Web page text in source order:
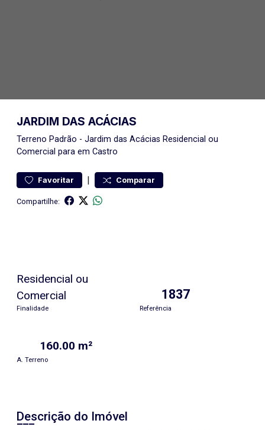
JARDIM DAS ACÁCIAS
Terreno Padrão - Jardim das Acácias Residencial ou
Comercial para em Castro
Favoritar | Comparar
Compartilhe:
Residencial ou
Comercial
Finalidade
1837
Referência
160.00 m²
A. Terreno
Descrição do Imóvel